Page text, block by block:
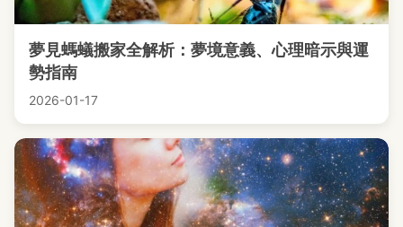
夢見螞蟻搬家全解析：夢境意義、心理暗示與運
勢指南
2026-01-17